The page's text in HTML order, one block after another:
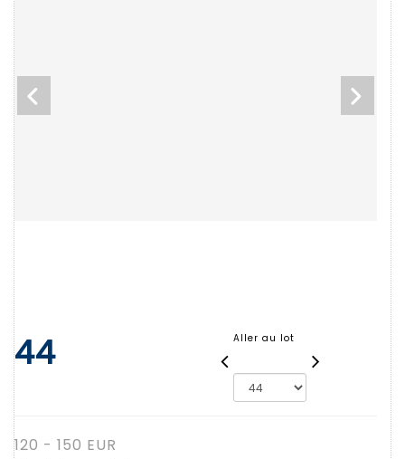
44 Aller au lot
120 - 150 EUR